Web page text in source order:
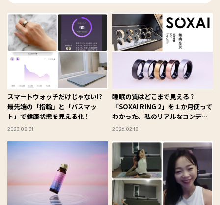
スマートウォッチだけじゃない!?
最先端の「指輪」と「バスマッ
ト」で健康状態を見える化！
2023.08.31
睡眠の質はどこまで見える？
「SOXAI RING 2」を１か月使って
わかった、私のリアルなコンディ
ション #Omezaトーク
2026.02.18